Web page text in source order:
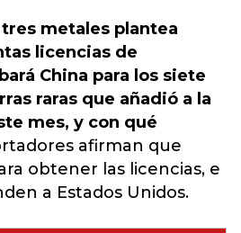
metales plantea
licencias de
China para los siete
raras que añadió a la
mes, y con qué
afirman que
obtener las licencias, e
a Estados Unidos.